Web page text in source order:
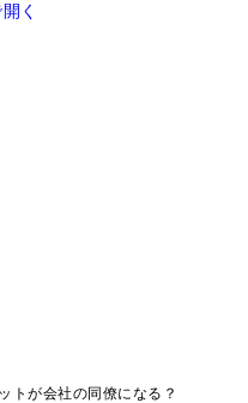
く
トが会社の同僚になる？